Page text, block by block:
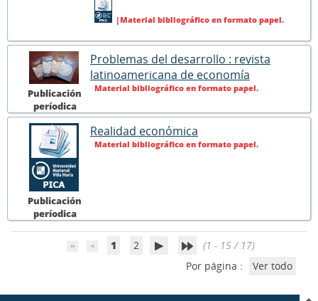
|Material bibliográfico en formato papel.
Publicación
períodica
Problemas del desarrollo : revista
latinoamericana de economía
Material bibliográfico en formato papel.
Publicación
períodica
Realidad económica
Material bibliográfico en formato papel.
1 2
(1 - 15 / 17)
Por página :
Ver todo